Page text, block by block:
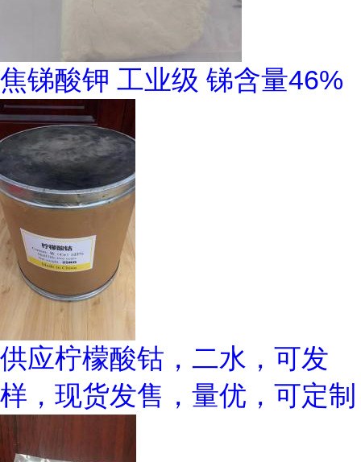
焦锑酸钾 工业级 锑含量46%
供应柠檬酸钴，二水，可发
样，现货发售，量优，可定制